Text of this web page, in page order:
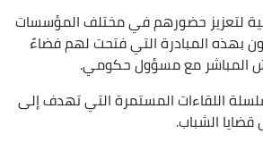
لتعزيز حضورهم في مختلف المؤسسات
بهذه المبادرة التي فتحت لهم فضاءً
المباشر مع مسؤول حكومي.
اللقاءات المستمرة التي تهدف إلى
الشباب.